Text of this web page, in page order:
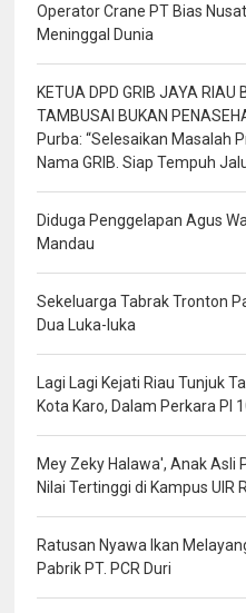
Operator Crane PT Bias
Meninggal Dunia
KETUA DPD GRIB JAYA RIAU
TAMBUSAI BUKAN
Purba: “Selesaikan Masalah
Nama GRIB. Siap Tempuh
Diduga Penggelapan Agus
Mandau
Sekeluarga Tabrak Tronton
Dua Luka-luka
Lagi Lagi Kejati Riau Tunjuk
Kota Karo, Dalam Perkara PI
Mey Zeky Halawa', Anak Asli
Nilai Tertinggi di Kampus UIR
Ratusan Nyawa Ikan
Pabrik PT. PCR Duri